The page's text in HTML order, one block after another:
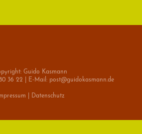
Guido Kasmann
36 22 | E-Mail: post@guidokasmann.de
Datenschutz